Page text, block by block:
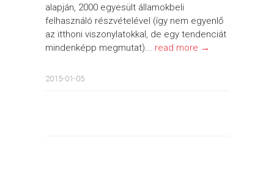
alapján, 2000 egyesült államokbeli
felhasználó részvételével (így nem egyenlő
az itthoni viszonylatokkal, de egy tendenciát
mindenképp megmutat)... read more →
2015-01-05